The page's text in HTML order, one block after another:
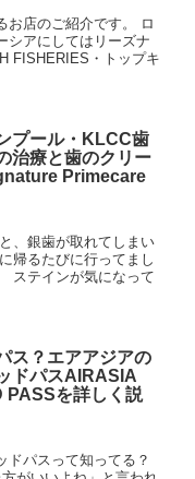
お店のご紹介です。 ロ
シアにしてはリーズナ
FISHERIES・トップキ
プール・KLCC歯
治療と歯のクリー
Primecare
、銀歯が取れてしまい
帰るたびに行ってまし
ステインが気になって
ス？エアアジアの
ドパスAIRASIA
PASSを詳しく説
ドパスって知ってる？